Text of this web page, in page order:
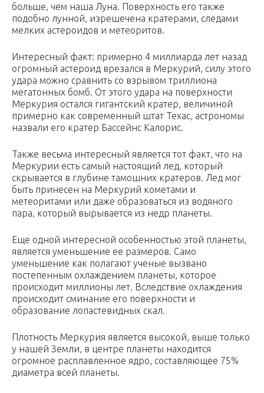
больше, чем наша Луна. Поверхность его также
подобно лунной, изрешечена кратерами, следами
мелких астероидов и метеоритов.
Интересный факт: примерно 4 миллиарда лет назад
огромный астероид врезался в Меркурий, силу этого
удара можно сравнить со взрывом триллиона
мегатонных бомб. От этого удара на поверхности
Меркурия остался гигантский кратер, величиной
примерно как современный штат Техас, астрономы
назвали его кратер Бассейнс Калорис.
Также весьма интересный является тот факт, что на
Меркурии есть самый настоящий лед, который
скрывается в глубине тамошних кратеров. Лед мог
быть принесен на Меркурий кометами и
метеоритами или даже образоваться из водяного
пара, который вырывается из недр планеты.
Еще одной интересной особенностью этой планеты,
является уменьшение ее размеров. Само
уменьшение как полагают ученые вызвано
постепенным охлаждением планеты, которое
происходит миллионы лет. Вследствие охлаждения
происходит сминание его поверхности и
образование лопастевидных скал.
Плотность Меркурия является высокой, выше только
у нашей Земли, в центре планеты находится
огромное расплавленное ядро, составляющее 75%
диаметра всей планеты.